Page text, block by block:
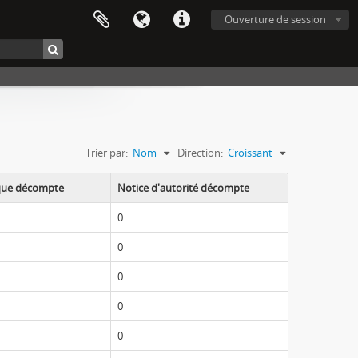
Ouverture de session
Trier par: Nom Direction: Croissant
décompte Notice d'autorité décompte
0
0
0
0
0